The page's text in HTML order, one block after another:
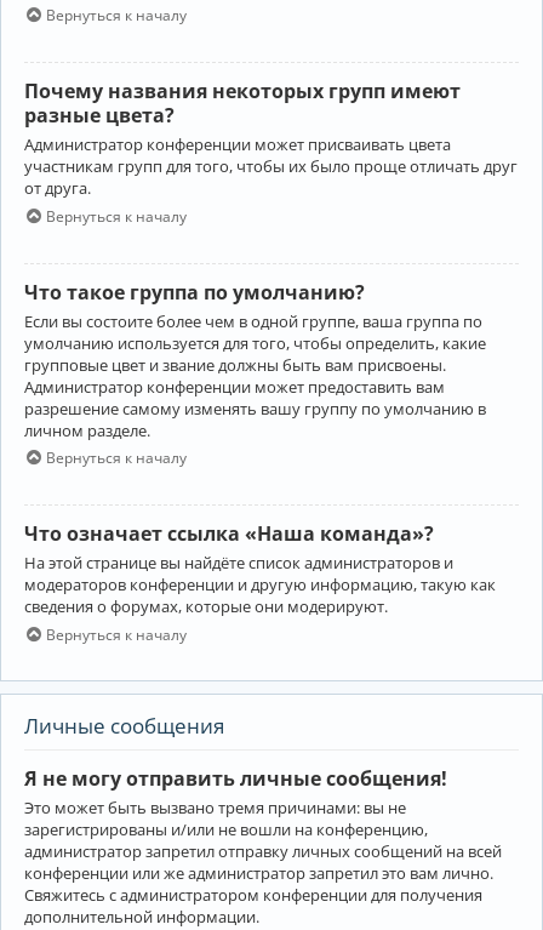
Вернуться к началу
Почему названия некоторых групп имеют
разные цвета?
Администратор конференции может присваивать цвета
участникам групп для того, чтобы их было проще отличать друг
от друга.
Вернуться к началу
Что такое группа по умолчанию?
Если вы состоите более чем в одной группе, ваша группа по
умолчанию используется для того, чтобы определить, какие
групповые цвет и звание должны быть вам присвоены.
Администратор конференции может предоставить вам
разрешение самому изменять вашу группу по умолчанию в
личном разделе.
Вернуться к началу
Что означает ссылка «Наша команда»?
На этой странице вы найдёте список администраторов и
модераторов конференции и другую информацию, такую как
сведения о форумах, которые они модерируют.
Вернуться к началу
Личные сообщения
Я не могу отправить личные сообщения!
Это может быть вызвано тремя причинами: вы не
зарегистрированы и/или не вошли на конференцию,
администратор запретил отправку личных сообщений на всей
конференции или же администратор запретил это вам лично.
Свяжитесь с администратором конференции для получения
дополнительной информации.